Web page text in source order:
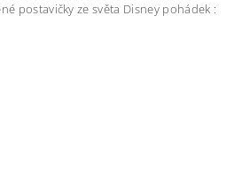
postavičky ze světa Disney pohádek :